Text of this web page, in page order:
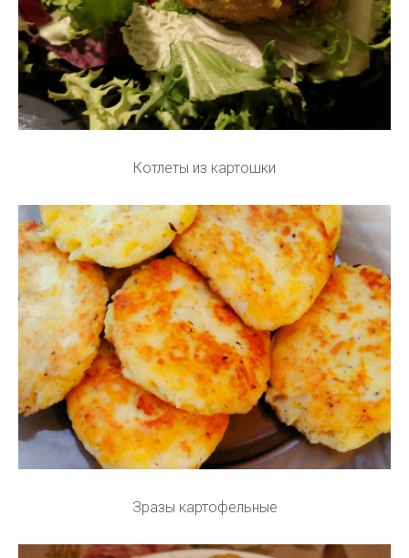
Котлеты из картошки
Зразы картофельные